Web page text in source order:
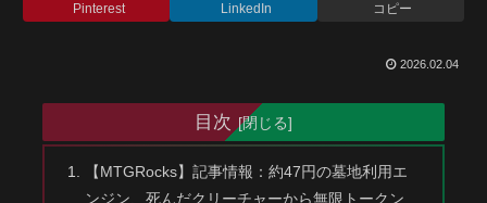
Pinterest LinkedIn コピー
2026.02.04
目次
【MTGRocks】記事情報：約47円の墓地利用エ
ンジン、死んだクリーチャーから無限トークン